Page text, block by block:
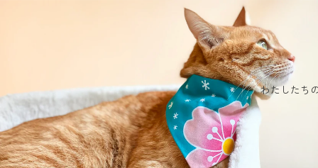
モデル
集につ
て
モデル
わたしたち